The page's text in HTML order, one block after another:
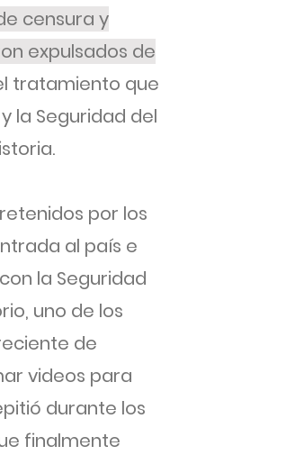
censura y
expulsados de
tratamiento que
la Seguridad del
por los
al país e
la Seguridad
uno de los
de
videos para
durante los
finalmente